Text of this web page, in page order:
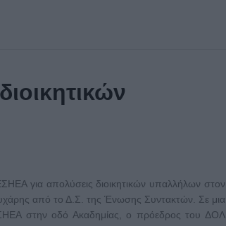
για απολύσεις διοικητικών υπαλλήλων στον
από το Δ.Σ. της Ένωσης Συντακτών. Σε μια
στην οδό Ακαδημίας, ο πρόεδρος του ΔΟΛ